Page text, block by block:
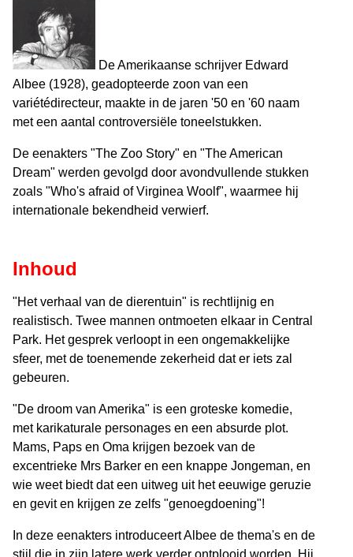
De Amerikaanse schrijver Edward
Albee (1928), geadopteerde zoon van een
variétédirecteur, maakte in de jaren '50 en '60 naam
met een aantal controversiële toneelstukken.
De eenakters "The Zoo Story" en "The American
Dream" werden gevolgd door avondvullende stukken
zoals "Who's afraid of Virginea Woolf", waarmee hij
internationale bekendheid verwierf.
Inhoud
"Het verhaal van de dierentuin" is rechtlijnig en
realistisch. Twee mannen ontmoeten elkaar in Central
Park. Het gesprek verloopt in een ongemakkelijke
sfeer, met de toenemende zekerheid dat er iets zal
gebeuren.
"De droom van Amerika" is een groteske komedie,
met karikaturale personages en een absurde plot.
Mams, Paps en Oma krijgen bezoek van de
excentrieke Mrs Barker en een knappe Jongeman, en
wie weet biedt dat een uitweg uit het eeuwige geruzie
en gevit en krijgen ze zelfs "genoegdoening"!
In deze eenakters introduceert Albee de thema's en de
stijl die in zijn latere werk verder ontplooid worden. Hij